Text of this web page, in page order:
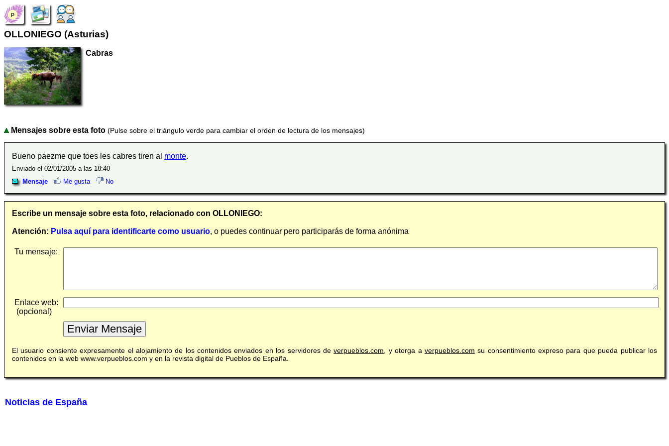
OLLONIEGO (Asturias)
Cabras
Mensajes sobre esta foto (Pulse sobre el triángulo verde para cambiar el orden de lectura de los mensajes)
Bueno paezme que toes les cabres tiren al monte.
Enviado el 02/01/2005 a las 18:40
Mensaje
Me gusta No
Escribe un mensaje sobre esta foto, relacionado con OLLONIEGO:
Atención: Pulsa aquí para identificarte como usuario, o puedes continuar pero participarás de forma anónima
Tu mensaje:
Enlace web:
(opcional)
El usuario consiente expresamente el alojamiento de los contenidos enviados en los servidores deverpueblos.com, y otorga a verpueblos.com su consentimiento expreso para que pueda publicar los
contenidos en la web www.verpueblos.com y en la revista digital de Pueblos de España.
Noticias de España